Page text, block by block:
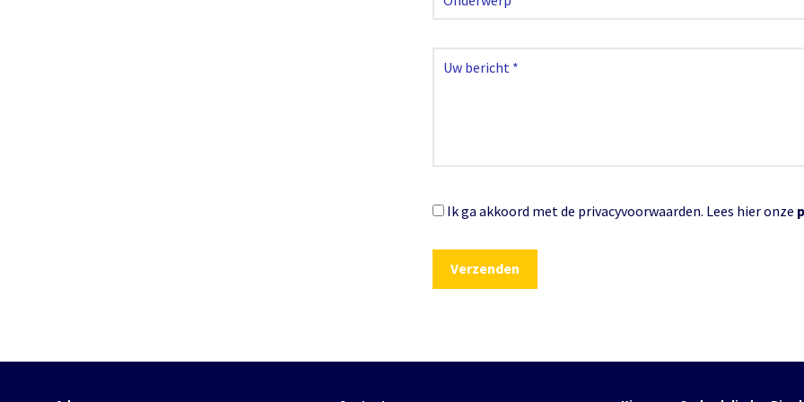
Ik ga akkoord met de privacyvoorwaarden. Lees hier onze